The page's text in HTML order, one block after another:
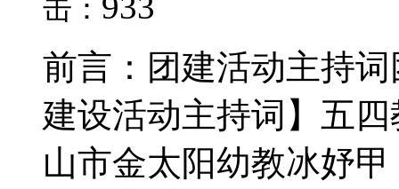
击：
前言：团建活动主持
建设活动主持词】五
山市金太阳幼教冰妤